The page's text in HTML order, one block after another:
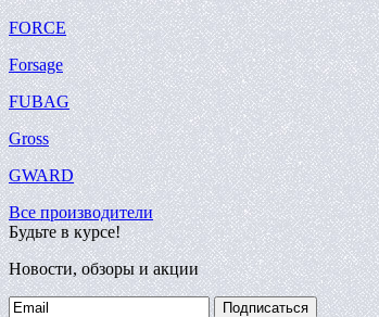
FORCE
Forsage
FUBAG
Gross
GWARD
Все производители
Будьте в курсе!
Новости, обзоры и акции
Подписаться